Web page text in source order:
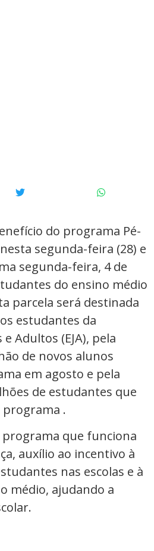
do programa Pé-
segunda-feira (28) e
segunda-feira, 4 de
do ensino médio
parcela será destinada
estudantes da
e Adultos (EJA), pela
de novos alunos
em agosto e pela
de estudantes que
.
programa que funciona
auxílio ao incentivo à
nas escolas e à
médio, ajudando a